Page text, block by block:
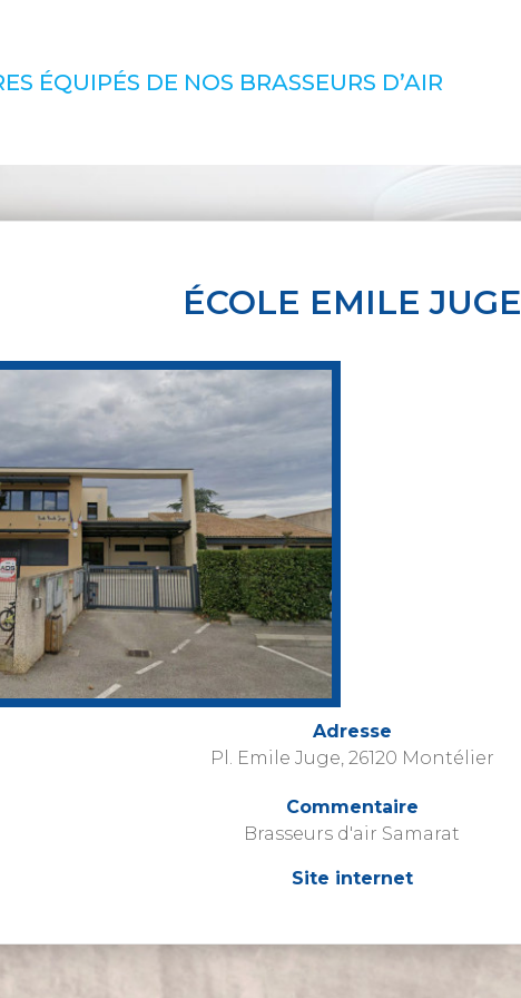
ÉQUIPÉS DE NOS BRASSEURS D’AIR
ÉCOLE EMILE JUGE
Adresse
Pl. Emile Juge, 26120 Montélier
Commentaire
Brasseurs d'air Samarat
Site internet